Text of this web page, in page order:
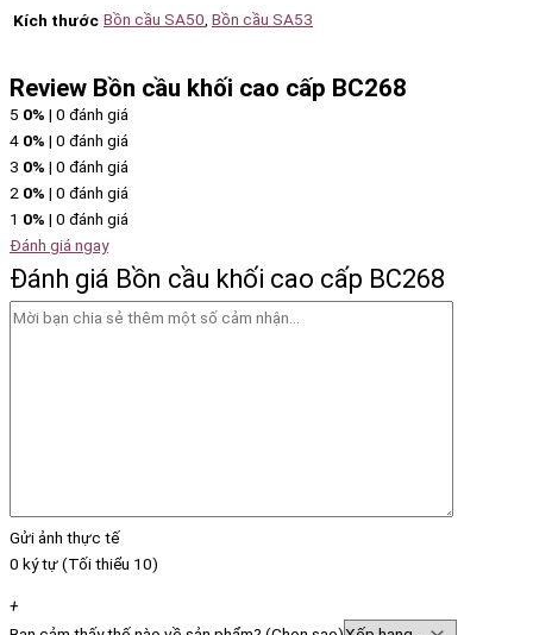
Kích thước Bồn cầu SA50 Bồn cầu SA53
Review Bồn cầu khối cao cấp BC268
5 0% | 0 đánh giá
4 0% | 0 đánh giá
3 0% | 0 đánh giá
2 0% | 0 đánh giá
1 0% | 0 đánh giá
Đánh giá ngay
Đánh giá Bồn cầu khối cao cấp BC268
Gửi ảnh thực tế
0 ký tự (Tối thiểu 10)
+